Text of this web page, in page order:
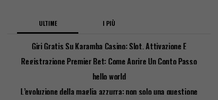
ULTIME I PIÙ
Giri Gratis Su Karamba Casino: Slot, Attivazione E
Requisiti
Registrazione Premier Bet: Come Aprire Un Conto Passo
Passo
hello world
L’evoluzione della maglia azzurra: non solo una questione